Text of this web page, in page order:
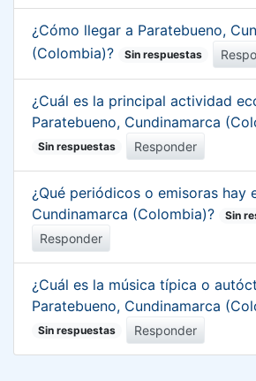
¿Cómo llegar a Paratebueno,
(Colombia)?
Sin respuestas
¿Cuál es la principal actividad
Paratebueno, Cundinamarca
Sin respuestas Responder
¿Qué periódicos o emisoras hay
Cundinamarca (Colombia)?
Sin
Responder
¿Cuál es la música típica o
Paratebueno, Cundinamarca
Sin respuestas Responder